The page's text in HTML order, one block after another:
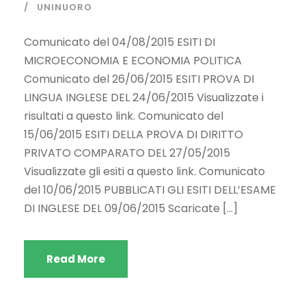
UNINUORO
Comunicato del 04/08/2015 ESITI DI
MICROECONOMIA E ECONOMIA POLITICA
Comunicato del 26/06/2015 ESITI PROVA DI
LINGUA INGLESE DEL 24/06/2015 Visualizzate i
risultati a questo link. Comunicato del
15/06/2015 ESITI DELLA PROVA DI DIRITTO
PRIVATO COMPARATO DEL 27/05/2015
Visualizzate gli esiti a questo link. Comunicato
del 10/06/2015 PUBBLICATI GLI ESITI DELL’ESAME
DI INGLESE DEL 09/06/2015 Scaricate […]
Read More